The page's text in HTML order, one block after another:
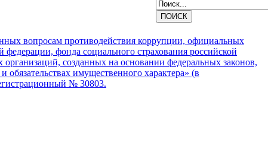
вопросам противодействия коррупции, официальных
фонда социального страхования российской
созданных на основании федеральных законов,
имущественного характера» (в
№ 30803.